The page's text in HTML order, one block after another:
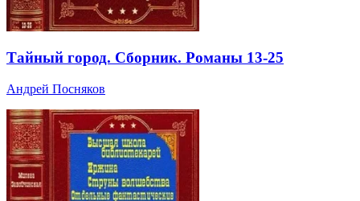
Тайный город. Сборник. Романы 13-25
Андрей Посняков